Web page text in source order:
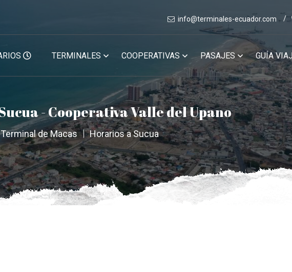
info@terminales-ecuador.com
TERMINALES COOPERATIVAS PASAJES GUÍA
- Cooperativa Valle del Upano
Terminal de Macas Horarios a Sucua